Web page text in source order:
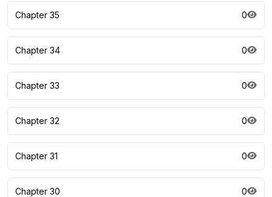
Chapter 35 0
Chapter 34 0
Chapter 33 0
Chapter 32 0
Chapter 31 0
Chapter 30 0